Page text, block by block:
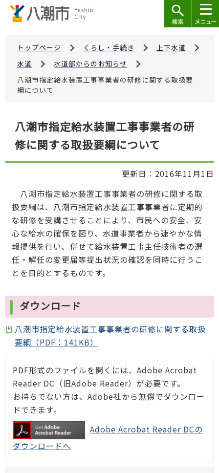
トップページ くらし・手続き
上下水道
水道
水道部からのお知らせ
八潮市指定給水装置工事事業者の研修に関する取扱要
綱について
八潮市指定給水装置工事事業者の研
修に関する取扱要綱について
更新日：2016年11月1日
八潮市指定給水装置工事事業者の研修に関する取
扱要綱は、八潮市指定給水装置工事事業者に定期的
な研修を受講させることにより、市民への安全、安
心な給水の確保を図り、水道事業者から速やかな情
報提供を行い、併せて給水装置工事主任技術者の選
任・解任の変更届等提出状況の確認を同時に行うこ
とを目的とするものです。
ダウンロード
八潮市指定給水装置工事事業者の研修に関する取扱
要綱（PDF：141KB）
PDF形式のファイルを開くには、Adobe Acrobat
Reader DC（旧Adobe Reader）が必要です。
お持ちでない方は、Adobe社から無償でダウンロー
ドできます。
Adobe Acrobat Reader DCの
ダウンロードへ